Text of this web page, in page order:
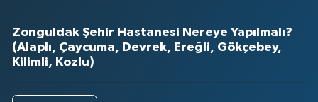
Zonguldak Şehir Hastanesi Nereye Yapılmalı?
(Alaplı, Çaycuma, Devrek, Ereğli, Gökçebey,
Kilimli, Kozlu)